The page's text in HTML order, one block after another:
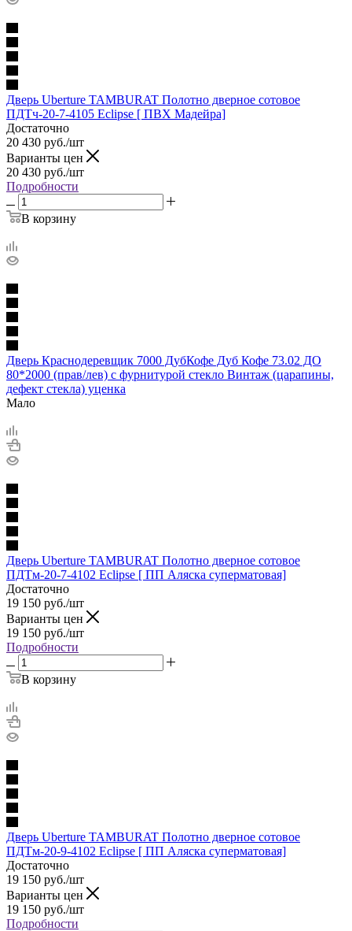
Дверь Uberture TAMBURAT Полотно дверное сотовое
ПДТч-20-7-4105 Eclipse [ ПВХ Мадейра]
Достаточно
20 430 руб./шт
Варианты цен
20 430 руб./шт
Подробности
В корзину
Дверь Краснодеревщик 7000 ДубКофе Дуб Кофе 73.02 ДО
80*2000 (прав/лев) с фурнитурой стекло Винтаж (царапины,
дефект стекла) уценка
Мало
Дверь Uberture TAMBURAT Полотно дверное сотовое
ПДТм-20-7-4102 Eclipse [ ПП Аляска суперматовая]
Достаточно
19 150 руб./шт
Варианты цен
19 150 руб./шт
Подробности
В корзину
Дверь Uberture TAMBURAT Полотно дверное сотовое
ПДТм-20-9-4102 Eclipse [ ПП Аляска суперматовая]
Достаточно
19 150 руб./шт
Варианты цен
19 150 руб./шт
Подробности